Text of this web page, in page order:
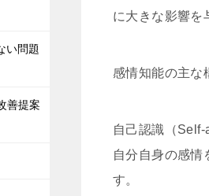
に大きな影響を
感情知能の主な
自己認識（Self-
自分自身の感情
す。
い問題
善提案